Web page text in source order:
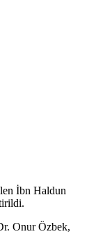
İbn Haldun
Onur Özbek,